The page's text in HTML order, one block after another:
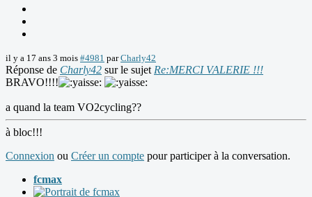
il y a 17 ans 3 mois #4981 parCharly42
Réponse de Charly42 sur le sujet Re:MERCI VALERIE !!!
BRAVO!!!!
a quand la team VO2cycling??
à bloc!!!
Connexion ou Créer un compte pour participer à la conversation.
fcmax